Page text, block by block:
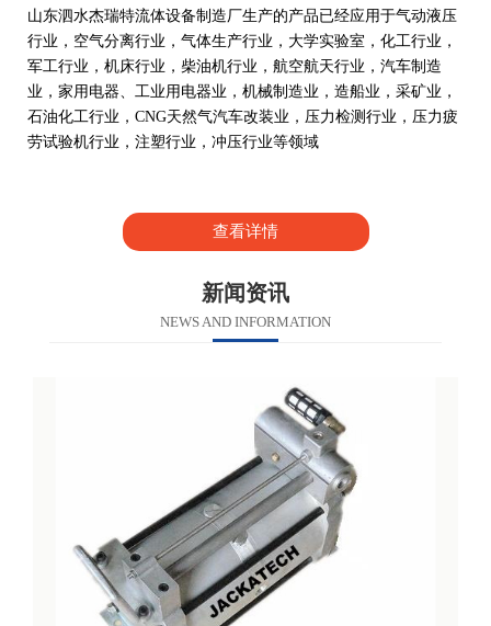
山东泗水杰瑞特流体设备制造厂生产的产品已经应用于气动液压
行业，空气分离行业，气体生产行业，大学实验室，化工行业，
军工行业，机床行业，柴油机行业，航空航天行业，汽车制造
业，家用电器、工业用电器业，机械制造业，造船业，采矿业，
石油化工行业，CNG天然气汽车改装业，压力检测行业，压力疲
劳试验机行业，注塑行业，冲压行业等领域
查看详情
新闻资讯
NEWS AND INFORMATION